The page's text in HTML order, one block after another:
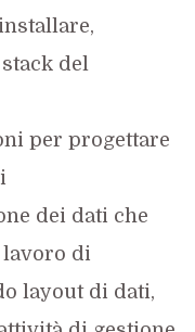
del
per progettare
dei dati che
di
layout di dati,